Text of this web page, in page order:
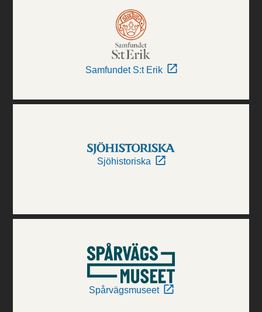
Samfundet S:t Erik
Sjöhistoriska
Spårvägsmuseet